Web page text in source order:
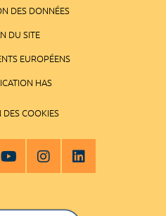
DES DONNÉES
DU SITE
EUROPÉENS
HAS
DES COOKIES